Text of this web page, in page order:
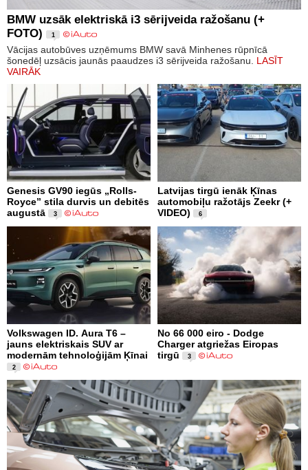
BMW uzsāk elektriskā i3 sērijveida ražošanu (+
FOTO)
1
Vācijas autobūves uzņēmums BMW savā Minhenes rūpnīcā
šonedēļ uzsācis jaunās paaudzes i3 sērijveida ražošanu. LASĪT
VAIRĀK
Genesis GV90 iegūs „Rolls-
Royce” stila durvis un debitēs
augustā
3
Latvijas tirgū ienāk Ķīnas
automobiļu ražotājs Zeekr (+
VIDEO)
6
Volkswagen ID. Aura T6 –
jauns elektriskais SUV ar
modernām tehnoloģijām Ķīnai
2
No 66 000 eiro - Dodge
Charger atgriežas Eiropas
tirgū
3